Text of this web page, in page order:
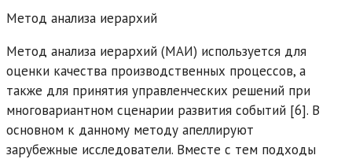
Метод анализа иерархий
Метод анализа иерархий (МАИ) используется для
оценки качества производственных процессов, а
также для принятия управленческих решений при
многовариантном сценарии развития событий [6]. В
основном к данному методу апеллируют
зарубежные исследователи. Вместе с тем подходы